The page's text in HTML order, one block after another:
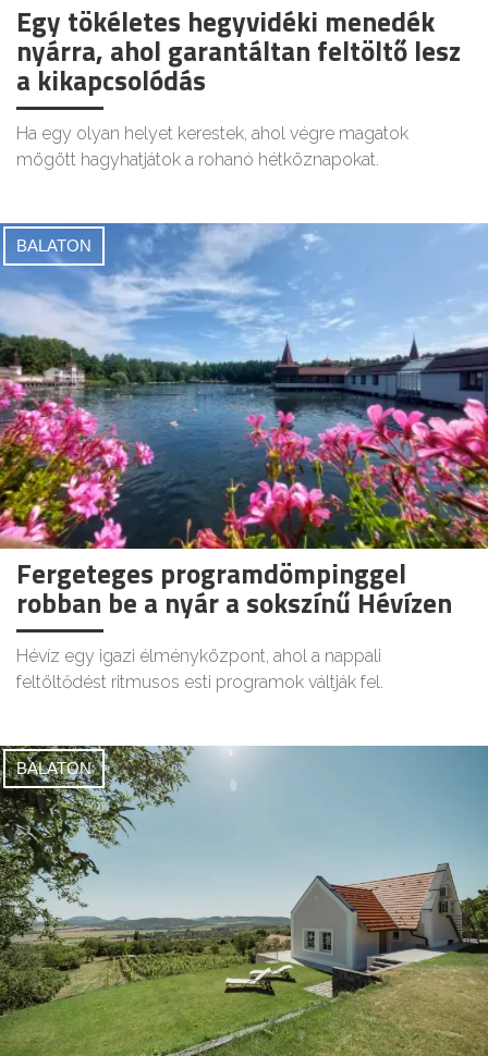
Egy tökéletes hegyvidéki menedék
nyárra, ahol garantáltan feltöltő lesz
a kikapcsolódás
Ha egy olyan helyet kerestek, ahol végre magatok
mögött hagyhatjátok a rohanó hétköznapokat.
BALATON
Fergeteges programdömpinggel
robban be a nyár a sokszínű Hévízen
Hévíz egy igazi élményközpont, ahol a nappali
feltöltődést ritmusos esti programok váltják fel.
BALATON